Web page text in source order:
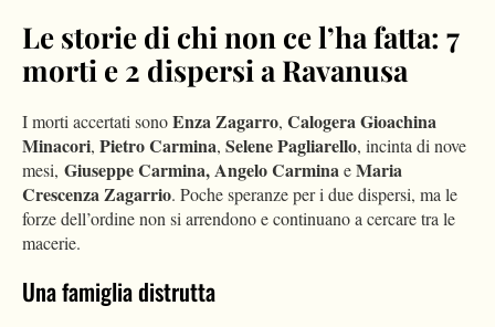
Le storie di chi non ce l’ha fatta: 7
morti e 2 dispersi a Ravanusa
I morti accertati sonoEnza Zagarro, Calogera Gioachina
Minacori, Pietro Carmina, Selene Pagliarello, incinta di nove
mesi, Giuseppe Carmina, Angelo CarminaeMaria
Crescenza Zagarrio. Poche speranze per i due dispersi, ma le
forze dell’ordine non si arrendono e continuano a cercare tra le
macerie.
Una famiglia distrutta